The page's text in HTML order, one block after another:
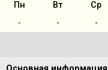
Пн Вт Ср
-
- -